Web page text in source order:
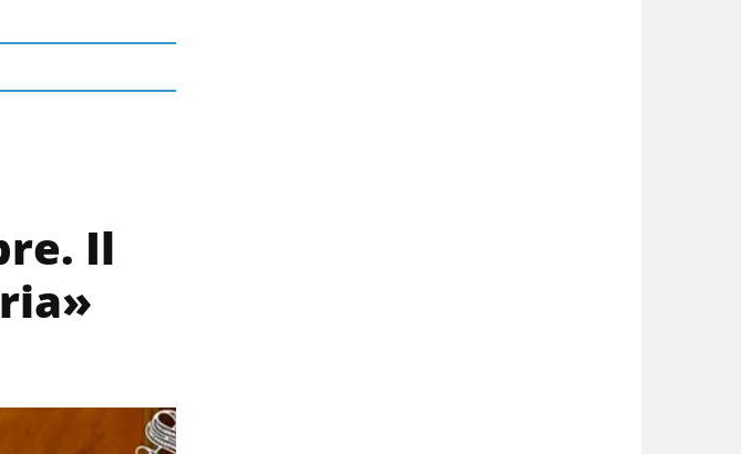
Il